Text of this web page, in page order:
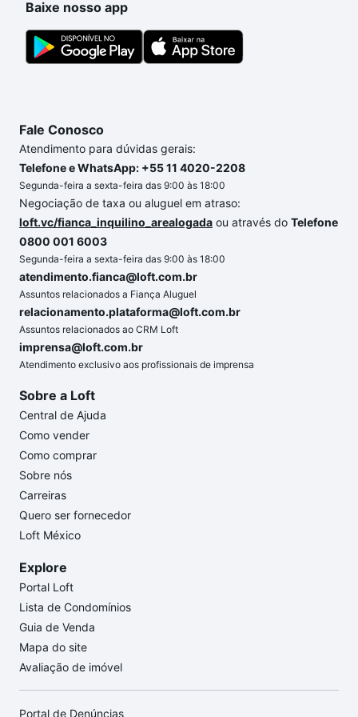
conforto. Loft, com você até as chaves.
Baixe nosso app
Fale Conosco
Atendimento para dúvidas gerais:
Telefone e WhatsApp: +55 11 4020-2208
Segunda-feira a sexta-feira das 9:00 às 18:00
Negociação de taxa ou aluguel em atraso:
loft.vc/fianca_inquilino_arealogada ou através do Telefone
0800 001 6003
Segunda-feira a sexta-feira das 9:00 às 18:00
atendimento.fianca@loft.com.br
Assuntos relacionados a Fiança Aluguel
relacionamento.plataforma@loft.com.br
Assuntos relacionados ao CRM Loft
imprensa@loft.com.br
Atendimento exclusivo aos profissionais de imprensa
Sobre a Loft
Central de Ajuda
Como vender
Como comprar
Sobre nós
Carreiras
Quero ser fornecedor
Loft México
Explore
Portal Loft
Lista de Condomínios
Guia de Venda
Mapa do site
Avaliação de imóvel
Portal de Denúncias